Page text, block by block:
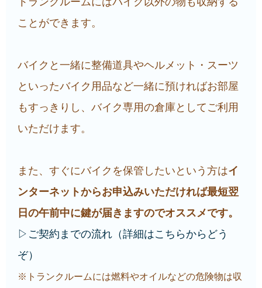
ことができます。
バイクと一緒に整備道具やヘルメット・スーツ
といったバイク用品など一緒に預ければお部屋
もすっきりし、バイク専用の倉庫としてご利用
いただけます。
また、すぐにバイクを保管したいという方はイ
ンターネットからお申込みいただければ最短翌
日の午前中に鍵が届きますのでオススメです。
▷ご契約までの流れ（詳細はこちらからどう
ぞ）
※トランクルームには燃料やオイルなどの危険物は収